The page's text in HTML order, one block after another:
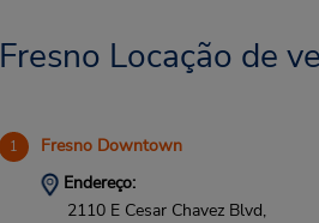
Fresno Locação de
1 Fresno Downtown
Endereço:
2110 E Cesar Chavez Blvd,